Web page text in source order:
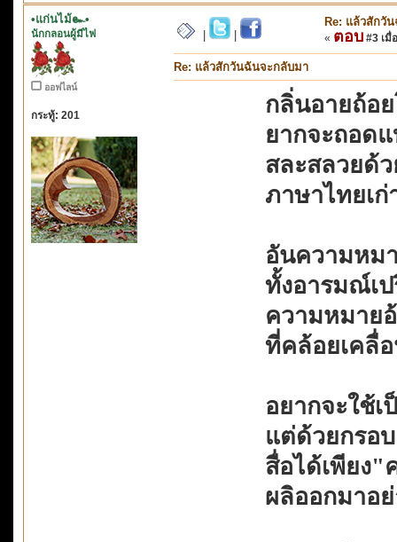
•แก่นไม้๛•
นักกลอนผู้มีไฟ
ออฟไลน์
กระทู้: 201
Re: แล้วสักวั
« ตอบ #3 เมื่
Re: แล้วสักวันฉันจะกลับมา
กลิ่นอายถ้อ
ยากจะถอด
สละสลวยด้ว
ภาษาไทยเ
อันความหม
ทั้งอารมณ์เ
ความหมาย
ที่คล้อยเคลื่
อยากจะใช้เ
แต่ด้วยกรอ
สื่อได้เพียง"
ผลิออกมาอ